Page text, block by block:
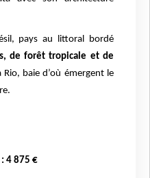
pays au littoral bordé
de forêt tropicale et de
Rio, baie d’où émergent le
4 875 €